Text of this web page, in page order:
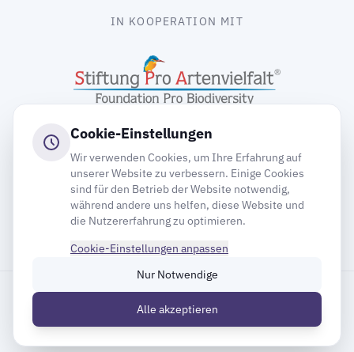
IN KOOPERATION MIT
gooding
Inhaltsverzeichnis
© 2026 Deutsche Gesellschaft für Mauersegler e.V.
Cookie-Einstellungen
Wir verwenden Cookies, um Ihre Erfahrung auf
unserer Website zu verbessern. Einige Cookies
sind für den Betrieb der Website notwendig,
während andere uns helfen, diese Website und
die Nutzererfahrung zu optimieren.
Cookie-Einstellungen anpassen
Nur Notwendige
Alle akzeptieren